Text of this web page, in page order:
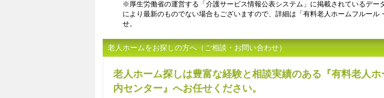
※厚生労働省の運営する「介護サービス情報公表システム」に掲載されているデー
により最新のものでない場合もございますので、詳細は「有料老人ホームフルール
せ。
老人ホームをお探しの方へ（ご相談・お問い合わせ）
老人ホーム探しは豊富な経験と相談実績のある『有料老人
内センター』へお任せください。